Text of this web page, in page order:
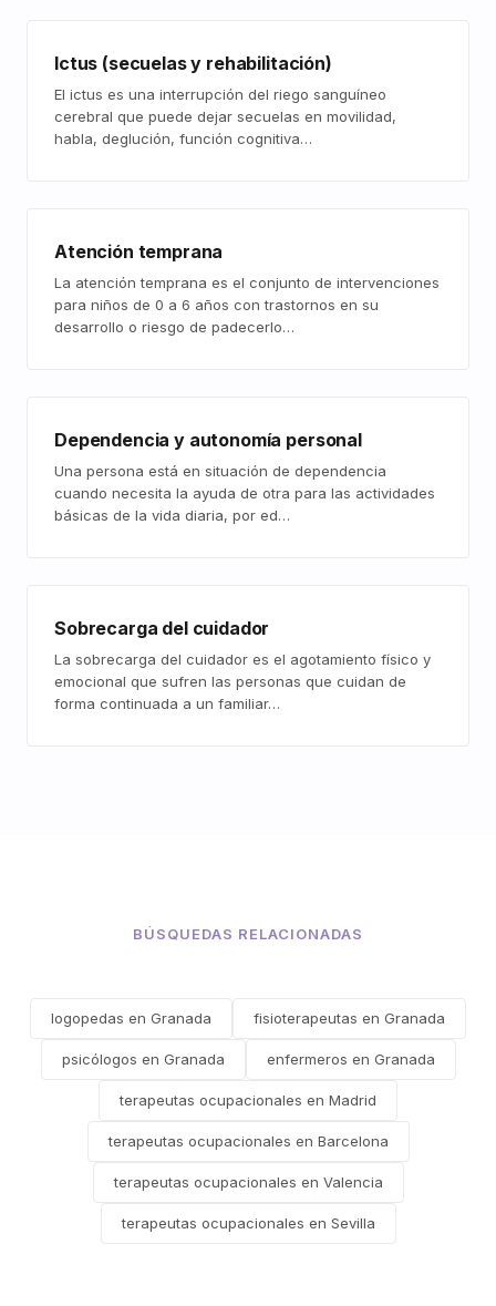
Ictus (secuelas y rehabilitación)
El ictus es una interrupción del riego sanguíneo
cerebral que puede dejar secuelas en movilidad,
habla, deglución, función cognitiva…
Atención temprana
La atención temprana es el conjunto de intervenciones
para niños de 0 a 6 años con trastornos en su
desarrollo o riesgo de padecerlo…
Dependencia y autonomía personal
Una persona está en situación de dependencia
cuando necesita la ayuda de otra para las actividades
básicas de la vida diaria, por ed…
Sobrecarga del cuidador
La sobrecarga del cuidador es el agotamiento físico y
emocional que sufren las personas que cuidan de
forma continuada a un familiar…
BÚSQUEDAS RELACIONADAS
logopedas en Granada fisioterapeutas en Granada
psicólogos en Granada enfermeros en Granada
terapeutas ocupacionales en Madrid
terapeutas ocupacionales en Barcelona
terapeutas ocupacionales en Valencia
terapeutas ocupacionales en Sevilla